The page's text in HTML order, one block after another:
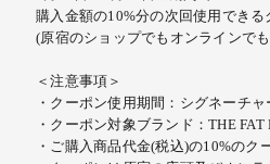
購入金額の10%分の次回使用できる
(原宿のショップでもオンラインで
＜注意事項＞
・クーポン使用期間：シグネーチ
・クーポン対象ブランド：THE
・ご購入商品代金(税込)の10%のク